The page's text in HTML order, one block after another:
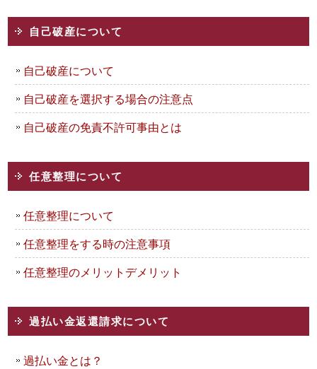
自己破産について
自己破産について
自己破産を選択する場合の注意点
自己破産の免責不許可事由とは
任意整理について
任意整理について
任意整理をする時の注意事項
任意整理のメリットデメリット
過払い金返還請求について
過払い金とは？